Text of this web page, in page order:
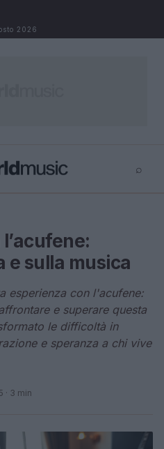
2026
⌕
e sulla musica
esperienza con l'acufene:
e superare questa
le difficoltà in
e speranza a chi vive
· 3 min